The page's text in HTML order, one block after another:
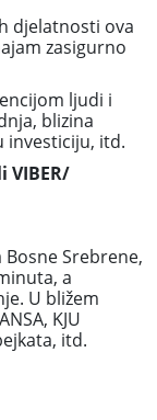
djelatnosti ova
zasigurno
ljudi i
blizina
investiciju, itd.
VIBER/
Srebrene,
a
U bližem
KJU
itd.